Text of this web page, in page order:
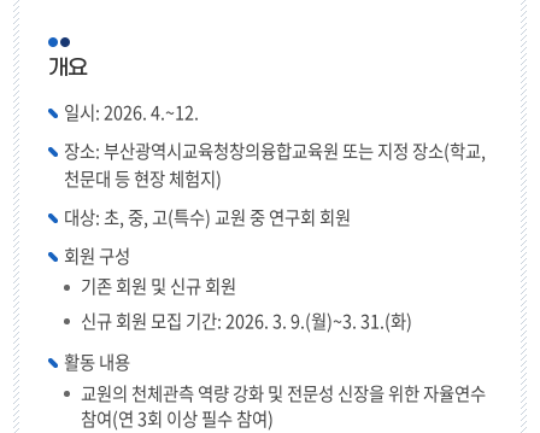
개요
일시: 2026. 4.~12.
장소: 부산광역시교육청창의융합교육원 또는 지정 장소(학교,
천문대 등 현장 체험지)
대상: 초, 중, 고(특수) 교원 중 연구회 회원
회원 구성
기존 회원 및 신규 회원
신규 회원 모집 기간: 2026. 3. 9.(월)~3. 31.(화)
활동 내용
교원의 천체관측 역량 강화 및 전문성 신장을 위한 자율연수
참여(연 3회 이상 필수 참여)